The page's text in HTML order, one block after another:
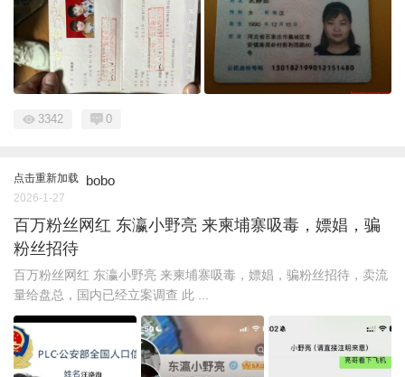
3342 0
点击重新加载 bobo
2026-1-27
百万粉丝网红 东瀛小野亮 来柬埔寨吸毒，嫖娼，骗
粉丝招待
百万粉丝网红 东瀛小野亮 来柬埔寨吸毒，嫖娼，骗粉丝招待，卖流
量给盘总，国内已经立案调查 此 ...